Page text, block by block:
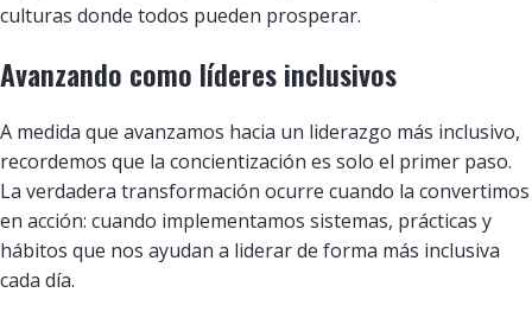
culturas donde todos pueden prosperar.
Avanzando como líderes inclusivos
A medida que avanzamos hacia un liderazgo más inclusivo,
recordemos que la concientización es solo el primer paso.
La verdadera transformación ocurre cuando la convertimos
en acción: cuando implementamos sistemas, prácticas y
hábitos que nos ayudan a liderar de forma más inclusiva
cada día.